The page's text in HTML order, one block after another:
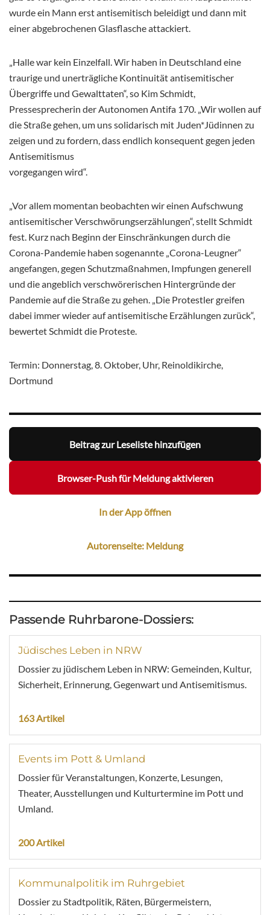
wurde ein Mann erst antisemitisch beleidigt und dann mit
einer abgebrochenen Glasflasche attackiert.
„Halle war kein Einzelfall. Wir haben in Deutschland eine
traurige und unerträgliche Kontinuität antisemitischer
Übergriffe und Gewalttaten“, so Kim Schmidt,
Pressesprecherin der Autonomen Antifa 170. „Wir wollen auf
die Straße gehen, um uns solidarisch mit Juden*Jüdinnen zu
zeigen und zu fordern, dass endlich konsequent gegen jeden
Antisemitismus
vorgegangen wird“.
„Vor allem momentan beobachten wir einen Aufschwung
antisemitischer Verschwörungserzählungen“, stellt Schmidt
fest. Kurz nach Beginn der Einschränkungen durch die
Corona-Pandemie haben sogenannte „Corona-Leugner“
angefangen, gegen Schutzmaßnahmen, Impfungen generell
und die angeblich verschwörerischen Hintergründe der
Pandemie auf die Straße zu gehen. „Die Protestler greifen
dabei immer wieder auf antisemitische Erzählungen zurück“,
bewertet Schmidt die Proteste.
Termin: Donnerstag, 8. Oktober, Uhr, Reinoldikirche,
Dortmund
Beitrag zur Leseliste hinzufügen
Browser-Push für Meldung aktivieren
In der App öffnen
Autorenseite: Meldung
Passende Ruhrbarone-Dossiers:
Jüdisches Leben in NRW
Dossier zu jüdischem Leben in NRW: Gemeinden, Kultur,
Sicherheit, Erinnerung, Gegenwart und Antisemitismus.
163 Artikel
Events im Pott & Umland
Dossier für Veranstaltungen, Konzerte, Lesungen,
Theater, Ausstellungen und Kulturtermine im Pott und
Umland.
200 Artikel
Kommunalpolitik im Ruhrgebiet
Dossier zu Stadtpolitik, Räten, Bürgermeistern,